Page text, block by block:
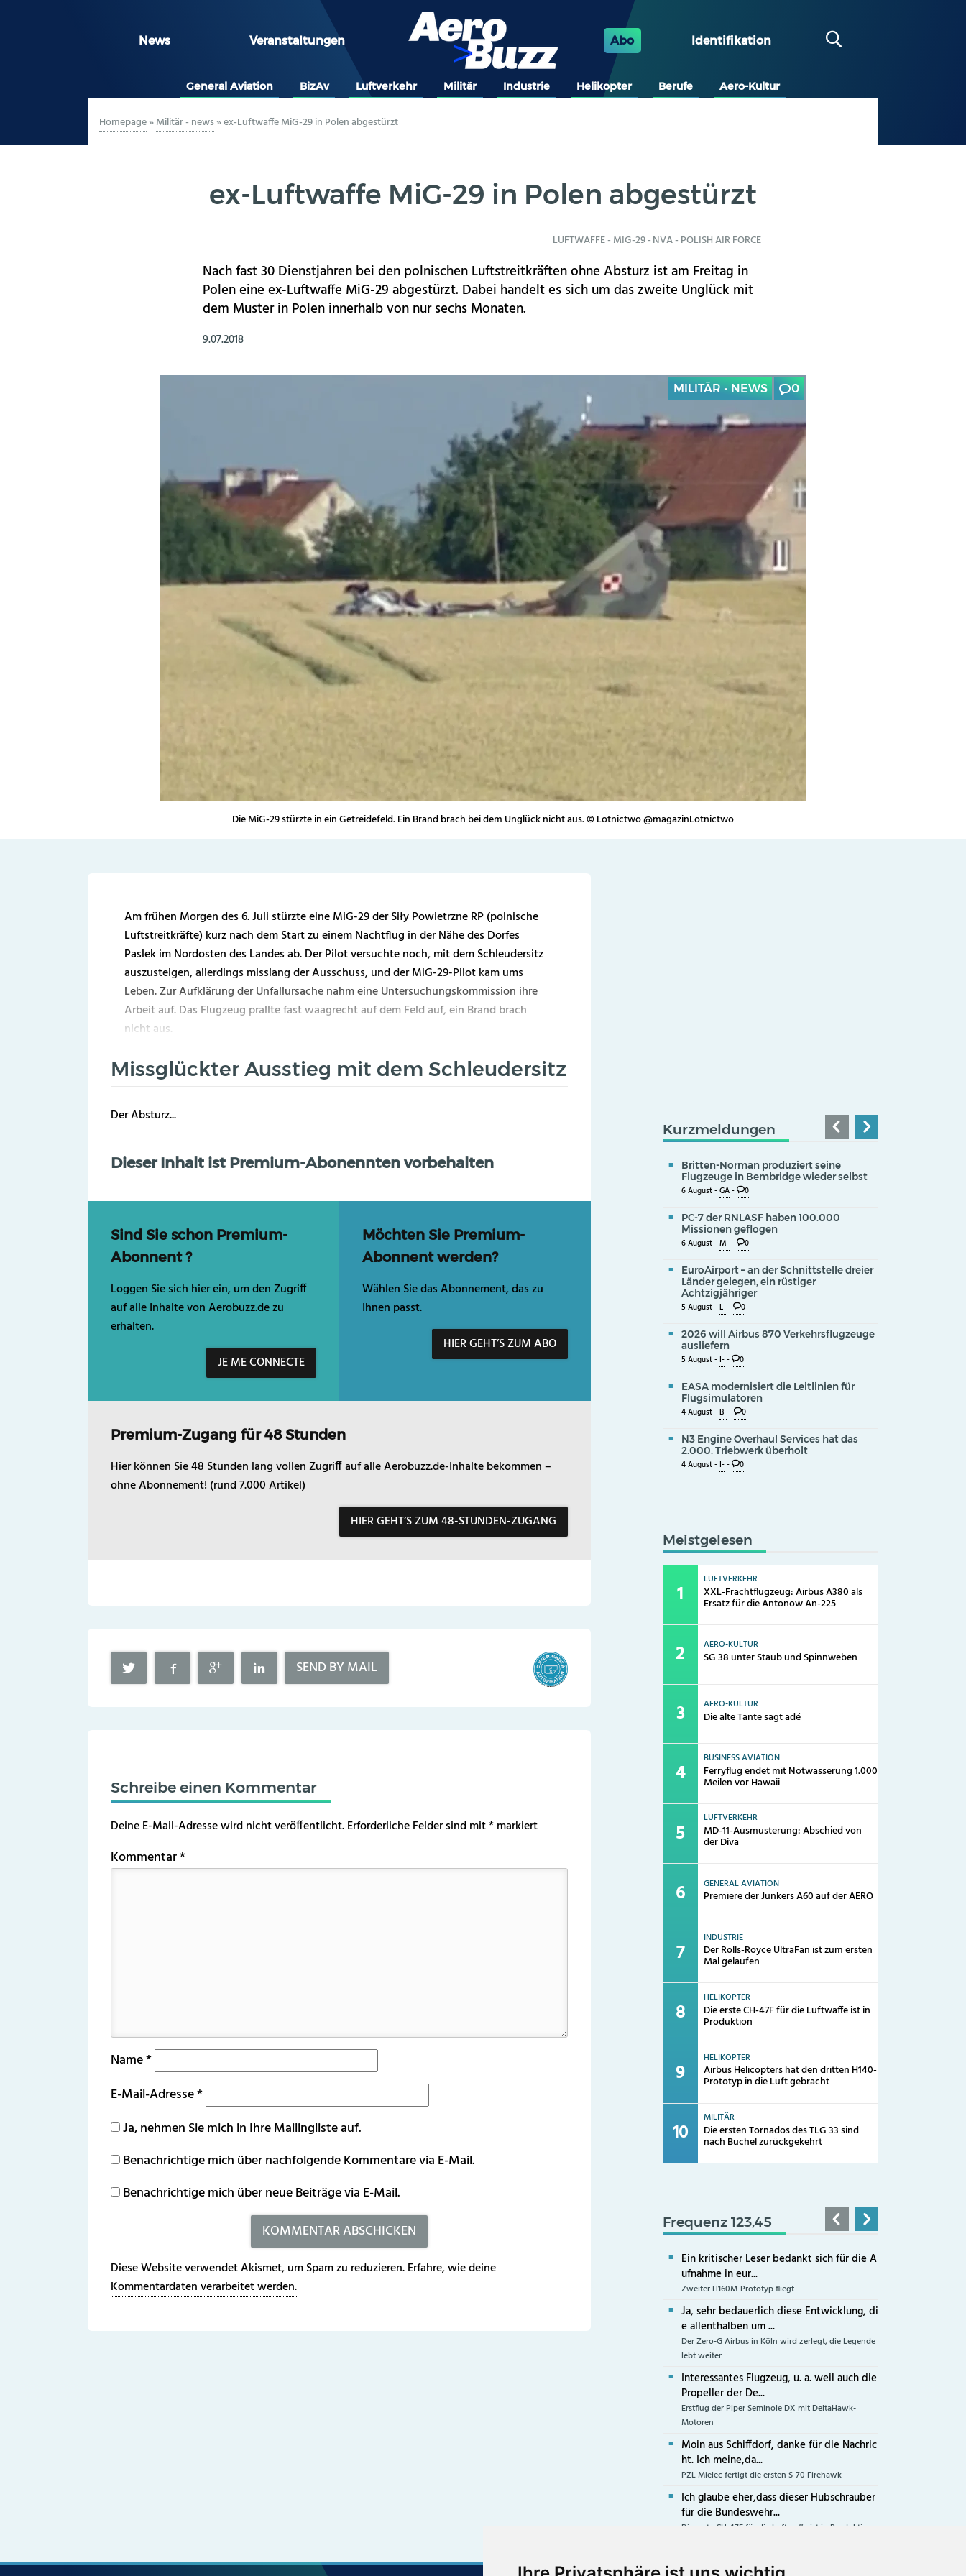
News Veranstaltungen Abo Identifikation
General Aviation BizAv Luftverkehr Militär Industrie Helikopter Berufe Aero-Kultur
Homepage»Militär - news»ex-Luftwaffe MiG-29 in Polen abgestürzt
ex-Luftwaffe MiG-29 in Polen abgestürzt
LUFTWAFFE- MIG-29-NVA- POLISH AIR FORCE
Nach fast 30 Dienstjahren bei den polnischen Luftstreitkräften ohne Absturz ist am Freitag in
Polen eine ex-Luftwaffe MiG-29 abgestürzt. Dabei handelt es sich um das zweite Unglück mit
dem Muster in Polen innerhalb von nur sechs Monaten.
9.07.2018
MILITÄR - NEWS 0
Die MiG-29 stürzte in ein Getreidefeld. Ein Brand brach bei dem Unglück nicht aus. © Lotnictwo @magazinLotnictwo
Am frühen Morgen des 6. Juli stürzte eine MiG-29 der Siły Powietrzne RP (polnische
Luftstreitkräfte) kurz nach dem Start zu einem Nachtflug in der Nähe des Dorfes
Paslek im Nordosten des Landes ab. Der Pilot versuchte noch, mit dem Schleudersitz
auszusteigen, allerdings misslang der Ausschuss, und der MiG-29-Pilot kam ums
Leben. Zur Aufklärung der Unfallursache nahm eine Untersuchungskommission ihre
Arbeit auf. Das Flugzeug prallte fast waagrecht auf dem Feld auf, ein Brand brach
nicht aus.
Missglückter Ausstieg mit dem Schleudersitz
Der Absturz...
Dieser Inhalt ist Premium-Abonennten vorbehalten
Sind Sie schon Premium-
Abonnent ?
Loggen Sie sich hier ein, um den Zugriff
auf alle Inhalte von Aerobuzz.de zu
erhalten.
JE ME CONNECTE
Möchten Sie Premium-
Abonnent werden?
Wählen Sie das Abonnement, das zu
Ihnen passt.
HIER GEHT’S ZUM ABO
Premium-Zugang für 48 Stunden
Hier können Sie 48 Stunden lang vollen Zugriff auf alle Aerobuzz.de-Inhalte bekommen –
ohne Abonnement! (rund 7.000 Artikel)
HIER GEHT’S ZUM 48-STUNDEN-ZUGANG
SEND BY MAIL
Schreibe einen Kommentar
Deine E-Mail-Adresse wird nicht veröffentlicht.Erforderliche Felder sind mit*markiert
Kommentar*
Name*
E-Mail-Adresse*
Ja, nehmen Sie mich in Ihre Mailingliste auf.
Benachrichtige mich über nachfolgende Kommentare via E-Mail.
Benachrichtige mich über neue Beiträge via E-Mail.
Diese Website verwendet Akismet, um Spam zu reduzieren.Erfahre, wie deine
Kommentardaten verarbeitet werden.
Kurzmeldungen
Britten-Norman produziert seine
Flugzeuge in Bembridge wieder selbst
6 August -GA- 0
PC-7 der RNLASF haben 100.000
Missionen geflogen
6 August -M-- 0
EuroAirport – an der Schnittstelle dreier
Länder gelegen, ein rüstiger
Achtzigjähriger
5 August -L-- 0
2026 will Airbus 870 Verkehrsflugzeuge
ausliefern
5 August -I-- 0
EASA modernisiert die Leitlinien für
Flugsimulatoren
4 August -B-- 0
N3 Engine Overhaul Services hat das
2.000. Triebwerk überholt
4 August -I-- 0
Meistgelesen
LUFTVERKEHR
XXL-Frachtflugzeug: Airbus A380 als
Ersatz für die Antonow An-225
AERO-KULTUR
SG 38 unter Staub und Spinnweben
AERO-KULTUR
Die alte Tante sagt adé
BUSINESS AVIATION
Ferryflug endet mit Notwasserung 1.000
Meilen vor Hawaii
LUFTVERKEHR
MD-11-Ausmusterung: Abschied von
der Diva
GENERAL AVIATION
Premiere der Junkers A60 auf der AERO
INDUSTRIE
Der Rolls-Royce UltraFan ist zum ersten
Mal gelaufen
HELIKOPTER
Die erste CH-47F für die Luftwaffe ist in
Produktion
HELIKOPTER
Airbus Helicopters hat den dritten H140-
Prototyp in die Luft gebracht
MILITÄR
Die ersten Tornados des TLG 33 sind
nach Büchel zurückgekehrt
Frequenz 123,45
Ein kritischer Leser bedankt sich für die A
ufnahme in eur...
Zweiter H160M-Prototyp fliegt
Ja, sehr bedauerlich diese Entwicklung, di
e allenthalben um ...
Der Zero-G Airbus in Köln wird zerlegt, die Legende
lebt weiter
Interessantes Flugzeug, u. a. weil auch die
Propeller der De...
Erstflug der Piper Seminole DX mit DeltaHawk-
Motoren
Moin aus Schiffdorf, danke für die Nachric
ht. Ich meine,da...
PZL Mielec fertigt die ersten S-70 Firehawk
Ich glaube eher,dass dieser Hubschrauber
für die Bundeswehr...
Die erste CH-47F für die Luftwaffe ist in Produktion